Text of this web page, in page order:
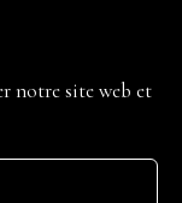
notre site web et